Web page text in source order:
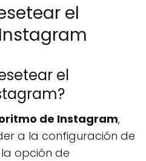
el
el
de Instagram,
a la configuración de
opción de